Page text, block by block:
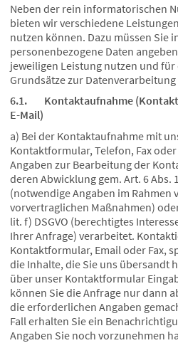
Neben der rein informatorischen
bieten wir verschiedene
nutzen können. Dazu müssen Sie
personenbezogene Daten
jeweiligen Leistung nutzen und
Grundsätze zur Datenverarbeitung
6.1. Kontaktaufnahme
E-Mail)
a) Bei der Kontaktaufnahme mit
Kontaktformular, Telefon, Fax
Angaben zur Bearbeitung der
deren Abwicklung gem. Art. 6 Abs.
(notwendige Angaben im Rahmen
vorvertraglichen Maßnahmen)
lit. f) DSGVO (berechtigtes
Ihrer Anfrage) verarbeitet.
Kontaktformular, Email oder Fax,
die Inhalte, die Sie uns übersandt
über unser Kontaktformular
können Sie die Anfrage nur dann
die erforderlichen Angaben
Fall erhalten Sie ein
Angaben Sie noch vorzunehmen